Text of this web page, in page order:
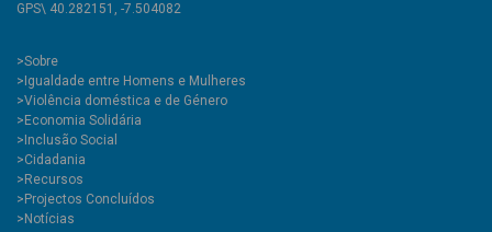
GPS\ 40.282151, -7.504082
>Sobre
>Igualdade entre Homens e Mulheres
>Violência doméstica e de Género
>Economia Solidária
>Inclusão Social
>Cidadania
>Recursos
>Projectos Concluídos
>Notícias